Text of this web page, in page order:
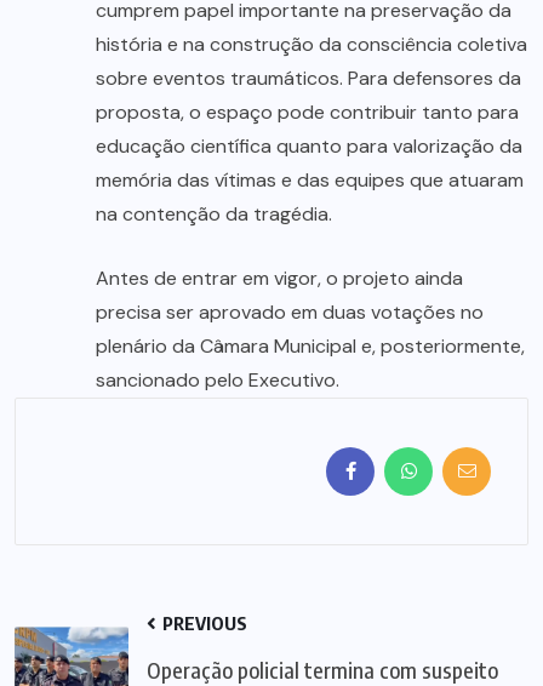
cumprem papel importante na preservação da
história e na construção da consciência coletiva
sobre eventos traumáticos. Para defensores da
proposta, o espaço pode contribuir tanto para
educação científica quanto para valorização da
memória das vítimas e das equipes que atuaram
na contenção da tragédia.
Antes de entrar em vigor, o projeto ainda
precisa ser aprovado em duas votações no
plenário da Câmara Municipal e, posteriormente,
sancionado pelo Executivo.
PREVIOUS
Operação policial termina com suspeito